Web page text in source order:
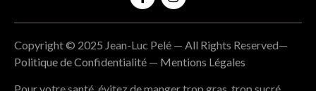
Copyright © 2025 Jean-Luc Pelé — All Rights Reserved—
Politique de Confidentialité — Mentions Légales